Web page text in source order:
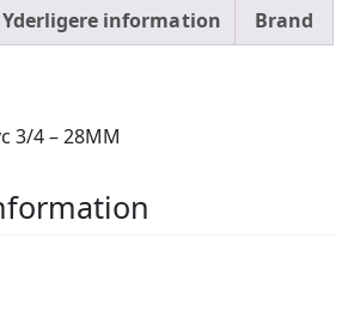
Yderligere information Brand
3/4 – 28MM